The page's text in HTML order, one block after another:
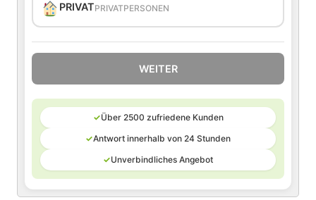
PRIVATPRIVATPERSONEN
WEITER
✓Über 2500 zufriedene Kunden
✓Antwort innerhalb von 24 Stunden
✓Unverbindliches Angebot